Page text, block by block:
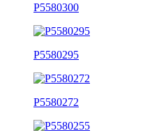
P5580300
P5580295
P5580272